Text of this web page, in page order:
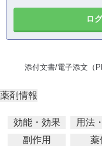
ロ
添付文書/電子添文（
薬剤情報
効能・効果 用法
副作用
薬